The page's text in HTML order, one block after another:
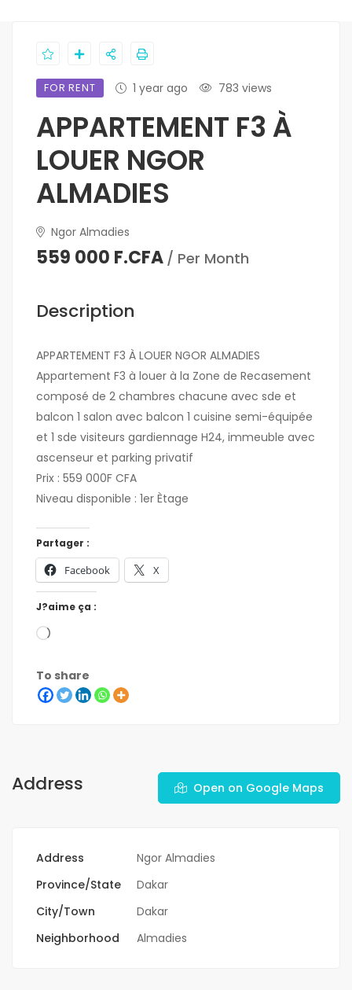
FOR RENT 1 year ago 783 views
APPARTEMENT F3 À
LOUER NGOR
ALMADIES
Ngor Almadies
559 000 F.CFA / Per Month
Description
APPARTEMENT F3 À LOUER NGOR ALMADIES
Appartement F3 à louer à la Zone de Recasement
composé de 2 chambres chacune avec sde et
balcon 1 salon avec balcon 1 cuisine semi-équipée
et 1 sde visiteurs gardiennage H24, immeuble avec
ascenseur et parking privatif
Prix : 559 000F CFA
Niveau disponible : 1er Ètage
Partager :
Facebook X
J?aime ça :
To share
Address Open on Google Maps
Address
Ngor Almadies
Province/State
Dakar
City/Town
Dakar
Neighborhood
Almadies